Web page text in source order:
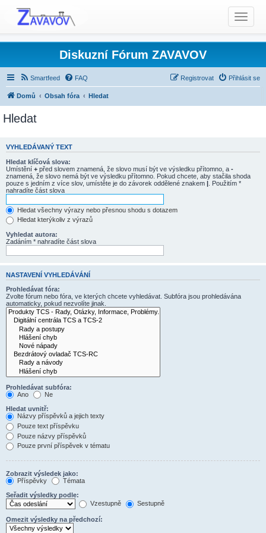
T
o
g
l
e
n
a
i
o
Diskuzní Fórum ZAVAVOV
Smartfeed FAQ Přihlásit se
Registrovat
Domů Obsah fóra Hledat
Hledat
VYHLEDÁVANÝ TEXT
Hledat klíčová slova:
Umístění + před slovem znamená, že slovo musí být ve výsledku přítomno, a -
znamená, že slovo nemá být ve výsledku přítomno. Pokud chcete, aby stačila shoda
pouze s jedním z více slov, umístěte je do závorek oddělené znakem | . Použitím *
nahradíte část slova
Hledat všechny výrazy nebo přesnou shodu s dotazem
Hledat kterýkoliv z výrazů
Vyhledat autora:
Zadáním * nahradíte část slova
NASTAVENÍ VYHLEDÁVÁNÍ
Prohledávat fóra:
Zvolte fórum nebo fóra, ve kterých chcete vyhledávat. Subfóra jsou prohledávána
automaticky, pokud nezvolíte jinak.
Prohledávat subfóra:
Ano
Ne
Hledat uvnitř:
Názvy příspěvků a jejich texty
Pouze text příspěvku
Pouze názvy příspěvků
Pouze první příspěvek v tématu
Zobrazit výsledek jako:
Příspěvky
Témata
Seřadit výsledky podle:
Vzestupně
Sestupně
Omezit výsledky na předchozí: